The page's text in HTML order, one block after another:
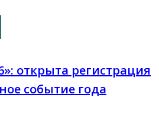
открыта регистрация
событие года